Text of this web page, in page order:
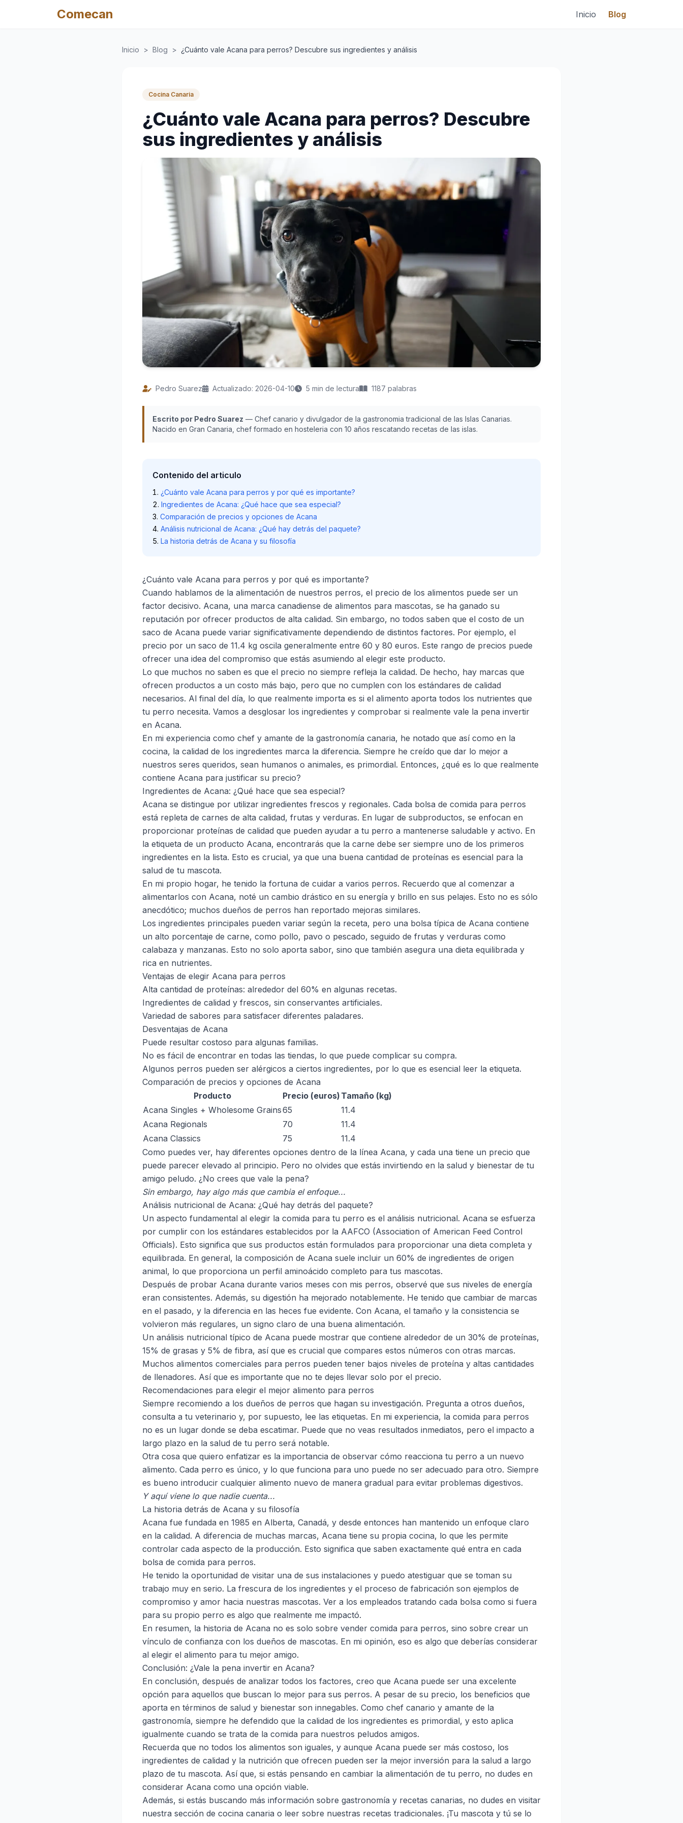
Comecan Inicio Blog
Inicio > Blog > ¿Cuánto vale Acana para perros? Descubre sus ingredientes y análisis
Cocina Canaria
¿Cuánto vale Acana para perros? Descubre
sus ingredientes y análisis
Pedro Suarez Actualizado: 2026-04-10 5 min de lectura 1187 palabras
Escrito por Pedro Suarez — Chef canario y divulgador de la gastronomia tradicional de las Islas Canarias.
Nacido en Gran Canaria, chef formado en hosteleria con 10 años rescatando recetas de las islas.
Contenido del articulo
¿Cuánto vale Acana para perros y por qué es importante?
Ingredientes de Acana: ¿Qué hace que sea especial?
Comparación de precios y opciones de Acana
Análisis nutricional de Acana: ¿Qué hay detrás del paquete?
La historia detrás de Acana y su filosofía
¿Cuánto vale Acana para perros y por qué es importante?
Cuando hablamos de la alimentación de nuestros perros, el precio de los alimentos puede ser un
factor decisivo. Acana, una marca canadiense de alimentos para mascotas, se ha ganado su
reputación por ofrecer productos de alta calidad. Sin embargo, no todos saben que el costo de un
saco de Acana puede variar significativamente dependiendo de distintos factores. Por ejemplo, el
precio por un saco de 11.4 kg oscila generalmente entre 60 y 80 euros. Este rango de precios puede
ofrecer una idea del compromiso que estás asumiendo al elegir este producto.
Lo que muchos no saben es que el precio no siempre refleja la calidad. De hecho, hay marcas que
ofrecen productos a un costo más bajo, pero que no cumplen con los estándares de calidad
necesarios. Al final del día, lo que realmente importa es si el alimento aporta todos los nutrientes que
tu perro necesita. Vamos a desglosar los ingredientes y comprobar si realmente vale la pena invertir
en Acana.
En mi experiencia como chef y amante de la gastronomía canaria, he notado que así como en la
cocina, la calidad de los ingredientes marca la diferencia. Siempre he creído que dar lo mejor a
nuestros seres queridos, sean humanos o animales, es primordial. Entonces, ¿qué es lo que realmente
contiene Acana para justificar su precio?
Ingredientes de Acana: ¿Qué hace que sea especial?
Acana se distingue por utilizar ingredientes frescos y regionales. Cada bolsa de comida para perros
está repleta de carnes de alta calidad, frutas y verduras. En lugar de subproductos, se enfocan en
proporcionar proteínas de calidad que pueden ayudar a tu perro a mantenerse saludable y activo. En
la etiqueta de un producto Acana, encontrarás que la carne debe ser siempre uno de los primeros
ingredientes en la lista. Esto es crucial, ya que una buena cantidad de proteínas es esencial para la
salud de tu mascota.
En mi propio hogar, he tenido la fortuna de cuidar a varios perros. Recuerdo que al comenzar a
alimentarlos con Acana, noté un cambio drástico en su energía y brillo en sus pelajes. Esto no es sólo
anecdótico; muchos dueños de perros han reportado mejoras similares.
Los ingredientes principales pueden variar según la receta, pero una bolsa típica de Acana contiene
un alto porcentaje de carne, como pollo, pavo o pescado, seguido de frutas y verduras como
calabaza y manzanas. Esto no solo aporta sabor, sino que también asegura una dieta equilibrada y
rica en nutrientes.
Ventajas de elegir Acana para perros
Alta cantidad de proteínas: alrededor del 60% en algunas recetas.
Ingredientes de calidad y frescos, sin conservantes artificiales.
Variedad de sabores para satisfacer diferentes paladares.
Desventajas de Acana
Puede resultar costoso para algunas familias.
No es fácil de encontrar en todas las tiendas, lo que puede complicar su compra.
Algunos perros pueden ser alérgicos a ciertos ingredientes, por lo que es esencial leer la etiqueta.
Comparación de precios y opciones de Acana
Producto
Precio (euros) Tamaño (kg)
Acana Singles + Wholesome Grains65
11.4
Acana Regionals
70
11.4
Acana Classics
75
11.4
Como puedes ver, hay diferentes opciones dentro de la línea Acana, y cada una tiene un precio que
puede parecer elevado al principio. Pero no olvides que estás invirtiendo en la salud y bienestar de tu
amigo peludo. ¿No crees que vale la pena?
Sin embargo, hay algo más que cambia el enfoque...
Análisis nutricional de Acana: ¿Qué hay detrás del paquete?
Un aspecto fundamental al elegir la comida para tu perro es el análisis nutricional. Acana se esfuerza
por cumplir con los estándares establecidos por la AAFCO (Association of American Feed Control
Officials). Esto significa que sus productos están formulados para proporcionar una dieta completa y
equilibrada. En general, la composición de Acana suele incluir un 60% de ingredientes de origen
animal, lo que proporciona un perfil aminoácido completo para tus mascotas.
Después de probar Acana durante varios meses con mis perros, observé que sus niveles de energía
eran consistentes. Además, su digestión ha mejorado notablemente. He tenido que cambiar de marcas
en el pasado, y la diferencia en las heces fue evidente. Con Acana, el tamaño y la consistencia se
volvieron más regulares, un signo claro de una buena alimentación.
Un análisis nutricional típico de Acana puede mostrar que contiene alrededor de un 30% de proteínas,
15% de grasas y 5% de fibra, así que es crucial que compares estos números con otras marcas.
Muchos alimentos comerciales para perros pueden tener bajos niveles de proteína y altas cantidades
de llenadores. Así que es importante que no te dejes llevar solo por el precio.
Recomendaciones para elegir el mejor alimento para perros
Siempre recomiendo a los dueños de perros que hagan su investigación. Pregunta a otros dueños,
consulta a tu veterinario y, por supuesto, lee las etiquetas. En mi experiencia, la comida para perros
no es un lugar donde se deba escatimar. Puede que no veas resultados inmediatos, pero el impacto a
largo plazo en la salud de tu perro será notable.
Otra cosa que quiero enfatizar es la importancia de observar cómo reacciona tu perro a un nuevo
alimento. Cada perro es único, y lo que funciona para uno puede no ser adecuado para otro. Siempre
es bueno introducir cualquier alimento nuevo de manera gradual para evitar problemas digestivos.
Y aquí viene lo que nadie cuenta...
La historia detrás de Acana y su filosofía
Acana fue fundada en 1985 en Alberta, Canadá, y desde entonces han mantenido un enfoque claro
en la calidad. A diferencia de muchas marcas, Acana tiene su propia cocina, lo que les permite
controlar cada aspecto de la producción. Esto significa que saben exactamente qué entra en cada
bolsa de comida para perros.
He tenido la oportunidad de visitar una de sus instalaciones y puedo atestiguar que se toman su
trabajo muy en serio. La frescura de los ingredientes y el proceso de fabricación son ejemplos de
compromiso y amor hacia nuestras mascotas. Ver a los empleados tratando cada bolsa como si fuera
para su propio perro es algo que realmente me impactó.
En resumen, la historia de Acana no es solo sobre vender comida para perros, sino sobre crear un
vínculo de confianza con los dueños de mascotas. En mi opinión, eso es algo que deberías considerar
al elegir el alimento para tu mejor amigo.
Conclusión: ¿Vale la pena invertir en Acana?
En conclusión, después de analizar todos los factores, creo que Acana puede ser una excelente
opción para aquellos que buscan lo mejor para sus perros. A pesar de su precio, los beneficios que
aporta en términos de salud y bienestar son innegables. Como chef canario y amante de la
gastronomía, siempre he defendido que la calidad de los ingredientes es primordial, y esto aplica
igualmente cuando se trata de la comida para nuestros peludos amigos.
Recuerda que no todos los alimentos son iguales, y aunque Acana puede ser más costoso, los
ingredientes de calidad y la nutrición que ofrecen pueden ser la mejor inversión para la salud a largo
plazo de tu mascota. Así que, si estás pensando en cambiar la alimentación de tu perro, no dudes en
considerar Acana como una opción viable.
Además, si estás buscando más información sobre gastronomía y recetas canarias, no dudes en visitar
nuestra sección de cocina canaria o leer sobre nuestras recetas tradicionales. ¡Tu mascota y tú se lo